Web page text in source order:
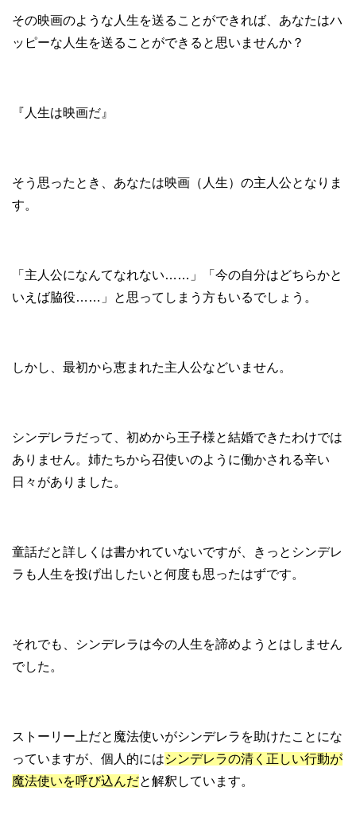
その映画のような人生を送ることができれば、あなたはハ
ッピーな人生を送ることができると思いませんか？
『人生は映画だ』
そう思ったとき、あなたは映画（人生）の主人公となりま
す。
「主人公になんてなれない……」「今の自分はどちらかと
いえば脇役……」と思ってしまう方もいるでしょう。
しかし、最初から恵まれた主人公などいません。
シンデレラだって、初めから王子様と結婚できたわけでは
ありません。姉たちから召使いのように働かされる辛い
日々がありました。
童話だと詳しくは書かれていないですが、きっとシンデレ
ラも人生を投げ出したいと何度も思ったはずです。
それでも、シンデレラは今の人生を諦めようとはしません
でした。
ストーリー上だと魔法使いがシンデレラを助けたことにな
っていますが、個人的にはシンデレラの清く正しい行動が
魔法使いを呼び込んだと解釈しています。